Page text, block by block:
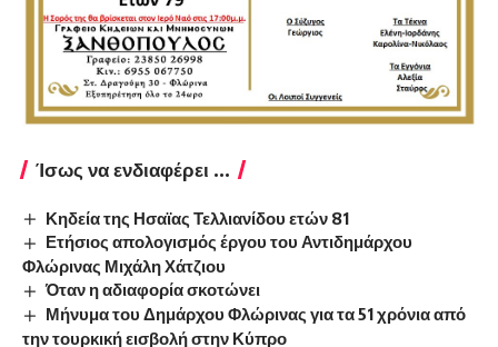
Ίσως να ενδιαφέρει ...
Κηδεία της Ησαϊας Τελλιανίδου ετών 81
Ετήσιος απολογισμός έργου του Αντιδημάρχου
Φλώρινας Μιχάλη Χάτζιου
Όταν η αδιαφορία σκοτώνει
Μήνυμα του Δημάρχου Φλώρινας για τα 51 χρόνια από
την τουρκική εισβολή στην Κύπρο